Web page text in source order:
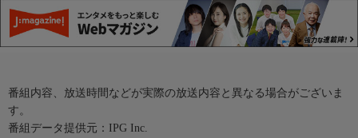
番組内容、放送時間などが実際の放送内容と異なる場合がございま
す。
番組データ提供元：IPG Inc.